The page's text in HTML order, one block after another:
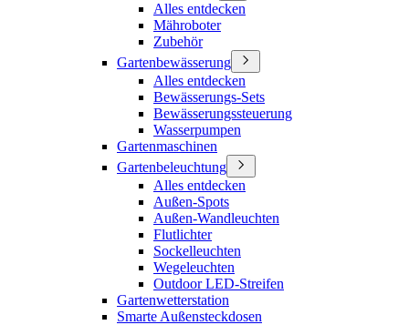
Alles entdecken
Mähroboter
Zubehör
Gartenbewässerung
Alles entdecken
Bewässerungs-Sets
Bewässerungssteuerung
Wasserpumpen
Gartenmaschinen
Gartenbeleuchtung
Alles entdecken
Außen-Spots
Außen-Wandleuchten
Flutlichter
Sockelleuchten
Wegeleuchten
Outdoor LED-Streifen
Gartenwetterstation
Smarte Außensteckdosen